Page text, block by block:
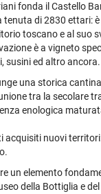
fonda il Castello
di 2830 ettari: è
toscano e al suo
è a vigneto
susini ed altro ancora.
una storica
tra la secolare
enologica
acquisiti nuovi
un elemento
della Bottiglia e